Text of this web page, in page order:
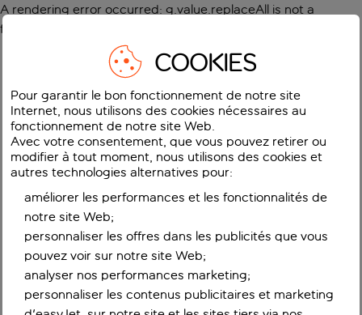
A rendering error occurred: g.value.replaceAll is not a
function
COOKIES
Pour garantir le bon fonctionnement de notre site
Internet, nous utilisons des cookies nécessaires au
fonctionnement de notre site Web.
Avec votre consentement, que vous pouvez retirer ou
modifier à tout moment, nous utilisons des cookies et
autres technologies alternatives pour:
améliorer les performances et les fonctionnalités de
notre site Web;
personnaliser les offres dans les publicités que vous
pouvez voir sur notre site Web;
analyser nos performances marketing;
personnaliser les contenus publicitaires et marketing